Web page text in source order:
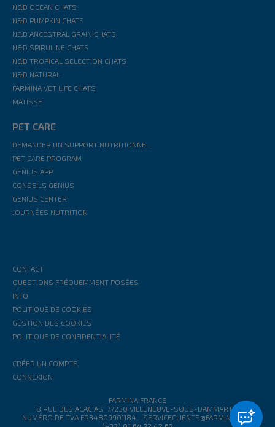
N&D OCEAN CHATS
N&D PUMPKIN CHATS
N&D ANCESTRAL GRAIN CHATS
N&D SPIRULINE CHATS
N&D TROPICAL SELECTION CHATS
N&D NATURAL
FARMINA VET LIFE CHATS
MATISSE
PET CARE
DEMANDER UN SUPPORT NUTRITIONNEL
PET CARE PROGRAM
GENIUS APP
CONSEILS GENIUS
GENIUS CENTER
JOURNÉES NUTRITION
CONTACT
QUESTIONS FRÉQUEMMENT POSÉES
INFO
POLITIQUE DE COOKIES
GESTION DES COOKIES
POLITIQUE DE CONFIDENTIALITÉ
CRÉER UN COMPTE
CONNEXION
FARMINA FRANCE
8 RUE DES ACACIAS, 77230 VILLENEUVE-SOUS-DAMMARTIN
NUMÉRO DE TVA FR34809901184 - SERVICECLIENTS@FARMINA.COM